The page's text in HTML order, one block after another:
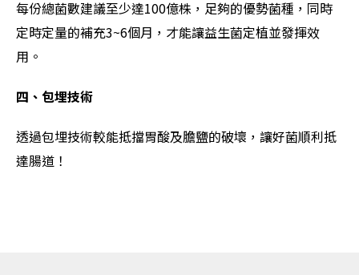
每份總菌數建議至少達100億株，足夠的優勢菌種，同時
定時定量的補充3~6個月，才能讓益生菌定植並發揮效
用。
四、包埋技術
透過包埋技術較能抵擋胃酸及膽鹽的破壞，讓好菌順利抵
達腸道！